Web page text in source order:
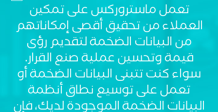
تعمل ماستروركس على تمكين
العملاء من تحقيق أقصى إمكاناتهم
من البيانات الضخمة لتقديم رؤى
قيمة وتحسين عملية صنع القرار.
سواء كنت تتبنى البيانات الضخمة أو
تعمل على توسيع نطاق أنظمة